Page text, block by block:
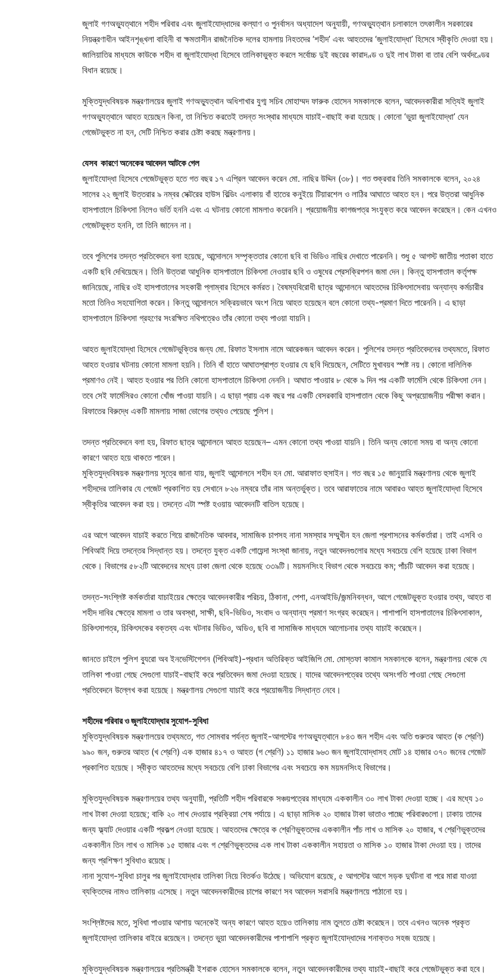
জুলাই গণঅভ্যুত্থানে শহীদ পরিবার এবং জুলাইযোদ্ধাদের কল্যাণ ও পুনর্বাসন অধ্যাদেশ অনুযায়ী, গণঅভ্যুত্থান চলাকালে তৎকালীন সরকারের
নিয়ন্ত্রণাধীন আইনশৃঙ্খলা বাহিনী বা ক্ষমতাসীন রাজনৈতিক দলের হামলায় নিহতদের ‘শহীদ’ এবং আহতদের ‘জুলাইযোদ্ধা’ হিসেবে স্বীকৃতি দেওয়া হয়।
জালিয়াতির মাধ্যমে কাউকে শহীদ বা জুলাইযোদ্ধা হিসেবে তালিকাভুক্ত করলে সর্বোচ্চ দুই বছরের কারাদণ্ড ও দুই লাখ টাকা বা তার বেশি অর্থদণ্ডের
বিধান রয়েছে।
মুক্তিযুদ্ধবিষয়ক মন্ত্রণালয়ের জুলাই গণঅভ্যুত্থান অধিশাখার যুগ্ম সচিব মোহাম্মদ ফারুক হোসেন সমকালকে বলেন, আবেদনকারীরা সত্যিই জুলাই
গণঅভ্যুত্থানে আহত হয়েছেন কিনা, তা নিশ্চিত করতেই তদন্ত সংস্থার মাধ্যমে যাচাই-বাছাই করা হয়েছে। কোনো ‘ভুয়া জুলাইযোদ্ধা’ যেন
গেজেটভুক্ত না হন, সেটি নিশ্চিত করার চেষ্টা করছে মন্ত্রণালয়।
যেসব কারণে অনেকের আবেদন আটকে গেল
জুলাইযোদ্ধা হিসেবে গেজেটভুক্ত হতে গত বছর ১৭ এপ্রিল আবেদন করেন মো. নাছির উদ্দিন (৩৮)। গত শুক্রবার তিনি সমকালকে বলেন, ২০২৪
সালের ২২ জুলাই উত্তরার ৯ নম্বর সেক্টরের হাউস বিল্ডিং এলাকায় বাঁ হাতের কনুইয়ে টিয়ারশেল ও লাঠির আঘাতে আহত হন। পরে উত্তরা আধুনিক
হাসপাতালে চিকিৎসা নিলেও ভর্তি হননি এবং এ ঘটনায় কোনো মামলাও করেননি। প্রয়োজনীয় কাগজপত্র সংযুক্ত করে আবেদন করেছেন। কেন এখনও
গেজেটভুক্ত হননি, তা তিনি জানেন না।
তবে পুলিশের তদন্ত প্রতিবেদনে বলা হয়েছে, আন্দোলনে সম্পৃক্ততার কোনো ছবি বা ভিডিও নাছির দেখাতে পারেননি। শুধু ৫ আগস্ট জাতীয় পতাকা হাতে
একটি ছবি দেখিয়েছেন। তিনি উত্তরা আধুনিক হাসপাতালে চিকিৎসা নেওয়ার ছবি ও ওষুধের প্রেসক্রিপশন জমা দেন। কিন্তু হাসপাতাল কর্তৃপক্ষ
জানিয়েছে, নাছির ওই হাসপাতালের সহকারী প্লাম্বার হিসেবে কর্মরত। বৈষম্যবিরোধী ছাত্র আন্দোলনে আহতদের চিকিৎসাসেবায় অন্যান্য কর্মচারীর
মতো তিনিও সহযোগিতা করেন। কিন্তু আন্দোলনে সক্রিয়ভাবে অংশ নিয়ে আহত হয়েছেন বলে কোনো তথ্য-প্রমাণ দিতে পারেননি। এ ছাড়া
হাসপাতালে চিকিৎসা গ্রহণের সংরক্ষিত নথিপত্রেও তাঁর কোনো তথ্য পাওয়া যায়নি।
আহত জুলাইযোদ্ধা হিসেবে গেজেটভুক্তির জন্য মো. রিফাত ইসলাম নামে আরেকজন আবেদন করেন। পুলিশের তদন্ত প্রতিবেদনের তথ্যমতে, রিফাত
আহত হওয়ার ঘটনায় কোনো মামলা হয়নি। তিনি বাঁ হাতে আঘাতপ্রাপ্ত হওয়ার যে ছবি দিয়েছেন, সেটিতে মুখাবয়ব স্পষ্ট নয়। কোনো দালিলিক
প্রমাণও নেই। আহত হওয়ার পর তিনি কোনো হাসপাতালে চিকিৎসা নেননি। আঘাত পাওয়ার ৮ থেকে ৯ দিন পর একটি ফার্মেসি থেকে চিকিৎসা নেন।
তবে সেই ফার্মেসিরও কোনো খোঁজ পাওয়া যায়নি। এ ছাড়া প্রায় এক বছর পর একটি বেসরকারি হাসপাতাল থেকে কিছু অপ্রয়োজনীয় পরীক্ষা করান।
রিফাতের বিরুদ্ধে একটি মামলায় সাজা ভোগের তথ্যও পেয়েছে পুলিশ।
তদন্ত প্রতিবেদনে বলা হয়, রিফাত ছাত্র আন্দোলনে আহত হয়েছেন– এমন কোনো তথ্য পাওয়া যায়নি। তিনি অন্য কোনো সময় বা অন্য কোনো
কারণে আহত হয়ে থাকতে পারেন।
মুক্তিযুদ্ধবিষয়ক মন্ত্রণালয় সূত্রে জানা যায়, জুলাই আন্দোলনে শহীদ হন মো. আরাফাত হুসাইন। গত বছর ১৫ জানুয়ারি মন্ত্রণালয় থেকে জুলাই
শহীদদের তালিকার যে গেজেট প্রকাশিত হয় সেখানে ৮২৬ নম্বরে তাঁর নাম অন্তর্ভুক্ত। তবে আরাফাতের নামে আবারও আহত জুলাইযোদ্ধা হিসেবে
স্বীকৃতির আবেদন করা হয়। তদন্তে এটা স্পষ্ট হওয়ায় আবেদনটি বাতিল হয়েছে।
এর আগে আবেদন যাচাই করতে গিয়ে রাজনৈতিক আবদার, সামাজিক চাপসহ নানা সমস্যার সম্মুখীন হন জেলা প্রশাসনের কর্মকর্তারা। তাই এসবি ও
পিবিআই দিয়ে তদন্তের সিদ্ধান্ত হয়। তদন্তে যুক্ত একটি গোয়েন্দা সংস্থা জানায়, নতুন আবেদনগুলোর মধ্যে সবচেয়ে বেশি হয়েছে ঢাকা বিভাগ
থেকে। বিভাগের ৫৮২টি আবেদনের মধ্যে ঢাকা জেলা থেকে হয়েছে ৩৩৯টি। ময়মনসিংহ বিভাগ থেকে সবচেয়ে কম; পাঁচটি আবেদন করা হয়েছে।
তদন্ত-সংশ্লিষ্ট কর্মকর্তারা যাচাইয়ের ক্ষেত্রে আবেদনকারীর পরিচয়, ঠিকানা, পেশা, এনআইডি/জন্মনিবন্ধন, আগে গেজেটভুক্ত হওয়ার তথ্য, আহত বা
শহীদ দাবির ক্ষেত্রে মামলা ও তার অবস্থা, সাক্ষী, ছবি-ভিডিও, সংবাদ ও অন্যান্য প্রমাণ সংগ্রহ করেছেন। পাশাপাশি হাসপাতালের চিকিৎসাকাল,
চিকিৎসাপত্র, চিকিৎসকের বক্তব্য এবং ঘটনার ভিডিও, অডিও, ছবি বা সামাজিক মাধ্যমে আলোচনার তথ্য যাচাই করেছেন।
জানতে চাইলে পুলিশ ব্যুরো অব ইনভেস্টিগেশন (পিবিআই)-প্রধান অতিরিক্ত আইজিপি মো. মোস্তফা কামাল সমকালকে বলেন, মন্ত্রণালয় থেকে যে
তালিকা পাওয়া গেছে সেগুলো যাচাই-বাছাই করে প্রতিবেদন জমা দেওয়া হয়েছে। যাদের আবেদনপত্রের তথ্যে অসংগতি পাওয়া গেছে সেগুলো
প্রতিবেদনে উল্লেখ করা হয়েছে। মন্ত্রণালয় সেগুলো যাচাই করে প্রয়োজনীয় সিদ্ধান্ত নেবে।
শহীদের পরিবার ও জুলাইযোদ্ধার সুযোগ-সুবিধা
‎মুক্তিযুদ্ধবিষয়ক মন্ত্রণালয়ের তথ্যমতে, গত সোমবার পর্যন্ত জুলাই-আগস্টের গণঅভ্যুত্থানে ৮৪৩ জন শহীদ এবং অতি গুরুতর আহত (ক শ্রেণি)
৯৯০ জন, গুরুতর আহত (খ শ্রেণি) এক হাজার ৪১৭ ও আহত (গ শ্রেণি) ১১ হাজার ৯৬৩ জন জুলাইযোদ্ধাসহ মোট ১৪ হাজার ৩৭০ জনের গেজেট
প্রকাশিত হয়েছে। স্বীকৃত আহতদের মধ্যে সবচেয়ে বেশি ঢাকা বিভাগের এবং সবচেয়ে কম ময়মনসিংহ বিভাগের।
মুক্তিযুদ্ধবিষয়ক মন্ত্রণালয়ের তথ্য অনুযায়ী, প্রতিটি শহীদ পরিবারকে সঞ্চয়পত্রের মাধ্যমে এককালীন ৩০ লাখ টাকা দেওয়া হচ্ছে। এর মধ্যে ১০
লাখ টাকা দেওয়া হয়েছে; বাকি ২০ লাখ দেওয়ার প্রক্রিয়া শেষ পর্যায়ে। এ ছাড়া মাসিক ২০ হাজার টাকা ভাতাও পাচ্ছে পরিবারগুলো। ঢাকায় তাদের
জন্য ফ্ল্যাট দেওয়ার একটি প্রকল্প নেওয়া হয়েছে। আহতদের ক্ষেত্রে ক শ্রেণিভুক্তদের এককালীন পাঁচ লাখ ও মাসিক ২০ হাজার, খ শ্রেণিভুক্তদের
এককালীন তিন লাখ ও মাসিক ১৫ হাজার এবং গ শ্রেণিভুক্তদের এক লাখ টাকা এককালীন সহায়তা ও মাসিক ১০ হাজার টাকা দেওয়া হয়। তাদের
জন্য প্রশিক্ষণ সুবিধাও রয়েছে।
নানা সুযোগ-সুবিধা চালুর পর জুলাইযোদ্ধার তালিকা নিয়ে বিতর্কও উঠেছে। অভিযোগ রয়েছে, ৫ আগস্টের আগে সড়ক দুর্ঘটনা বা পরে মারা যাওয়া
ব্যক্তিদের নামও তালিকায় এসেছে। নতুন আবেদনকারীদের চাপের কারণে সব আবেদন সরাসরি মন্ত্রণালয়ে পাঠানো হয়।
সংশ্লিষ্টদের মতে, সুবিধা পাওয়ার আশায় অনেকেই অন্য কারণে আহত হয়েও তালিকায় নাম তুলতে চেষ্টা করেছেন। তবে এখনও অনেক প্রকৃত
জুলাইযোদ্ধা তালিকার বাইরে রয়েছেন। তদন্তে ভুয়া আবেদনকারীদের পাশাপাশি প্রকৃত জুলাইযোদ্ধাদের শনাক্তও সহজ হয়েছে।
মুক্তিযুদ্ধবিষয়ক মন্ত্রণালয়ের প্রতিমন্ত্রী ইশরাক হোসেন সমকালকে বলেন, নতুন আবেদনকারীদের তথ্য যাচাই-বাছাই করে গেজেটভুক্ত করা হবে।